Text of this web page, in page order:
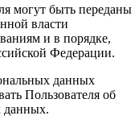
могут быть переданы
власти
и в порядке,
Федерации.
данных
Пользователя об
данных.